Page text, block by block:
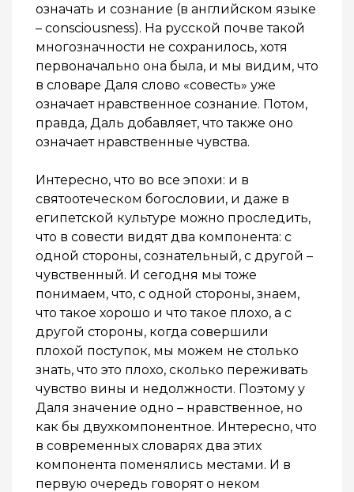
означать и сознание (в английском языке
– consciousness). На русской почве такой
многозначности не сохранилось, хотя
первоначально она была, и мы видим, что
в словаре Даля слово «совесть» уже
означает нравственное сознание. Потом,
правда, Даль добавляет, что также оно
означает нравственные чувства.
Интересно, что во все эпохи: и в
святоотеческом богословии, и даже в
египетской культуре можно проследить,
что в совести видят два компонента: с
одной стороны, сознательный, с другой –
чувственный. И сегодня мы тоже
понимаем, что, с одной стороны, знаем,
что такое хорошо и что такое плохо, а с
другой стороны, когда совершили
плохой поступок, мы можем не столько
знать, что это плохо, сколько переживать
чувство вины и недолжности. Поэтому у
Даля значение одно – нравственное, но
как бы двухкомпонентное. Интересно, что
в современных словарях два этих
компонента поменялись местами. И в
первую очередь говорят о неком